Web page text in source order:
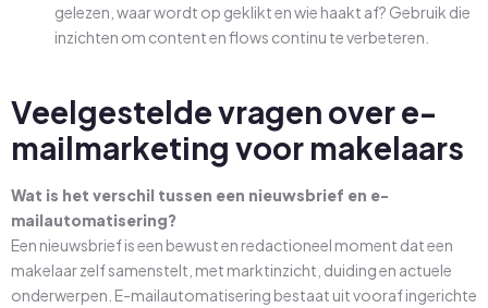
gelezen, waar wordt op geklikt en wie haakt af? Gebruik die
inzichten om content en flows continu te verbeteren.
Veelgestelde vragen over e-
mailmarketing voor makelaars
Wat is het verschil tussen een nieuwsbrief en e-
mailautomatisering?
Een nieuwsbrief is een bewust en redactioneel moment dat een
makelaar zelf samenstelt, met marktinzicht, duiding en actuele
onderwerpen. E-mailautomatisering bestaat uit vooraf ingerichte